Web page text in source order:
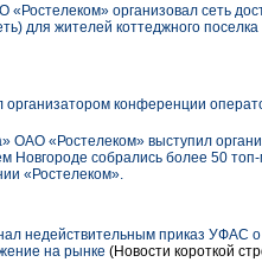
организовал сеть
для жителей коттеджного
организатором конференции
ОАО «Ростелеком» выступил
собрались более 50
«Ростелеком».
недействительным приказ УФАС
на рынке (Новости короткой